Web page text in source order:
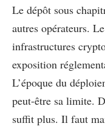
Le dépôt sous
autres opérateurs.
infrastructures
exposition
L’époque du
peut-être sa limite.
suffit plus. Il faut